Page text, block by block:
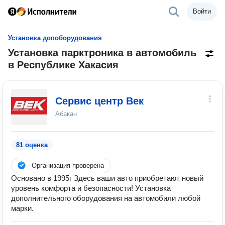
Войти
Установка допоборудования
Установка парктроника в автомобиль
в Республике Хакасия
Сервис центр Век
Абакан
81 оценка
Организация проверена
Основано в 1995г Здесь ваши авто приобретают новый
уровень комфорта и безопасности! Установка
дополнительного оборудования на автомобили любой
марки.